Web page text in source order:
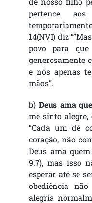
pertence
14(NVI) diz
povo para que
generosamente
e nós apenas
mãos”.
b) Deus ama
me sinto alegre,
“Cada um dê
coração, não
Deus ama
9.7), mas isso
esperar até se
obediência
alegria